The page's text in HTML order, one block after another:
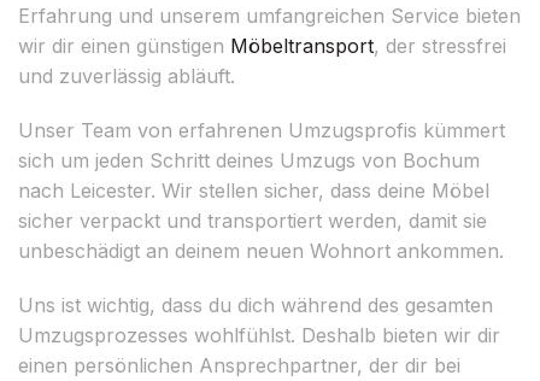
Erfahrung und unserem umfangreichen Service bieten
wir dir einen günstigen Möbeltransport, der stressfrei
und zuverlässig abläuft.
Unser Team von erfahrenen Umzugsprofis kümmert
sich um jeden Schritt deines Umzugs von Bochum
nach Leicester. Wir stellen sicher, dass deine Möbel
sicher verpackt und transportiert werden, damit sie
unbeschädigt an deinem neuen Wohnort ankommen.
Uns ist wichtig, dass du dich während des gesamten
Umzugsprozesses wohlfühlst. Deshalb bieten wir dir
einen persönlichen Ansprechpartner, der dir bei